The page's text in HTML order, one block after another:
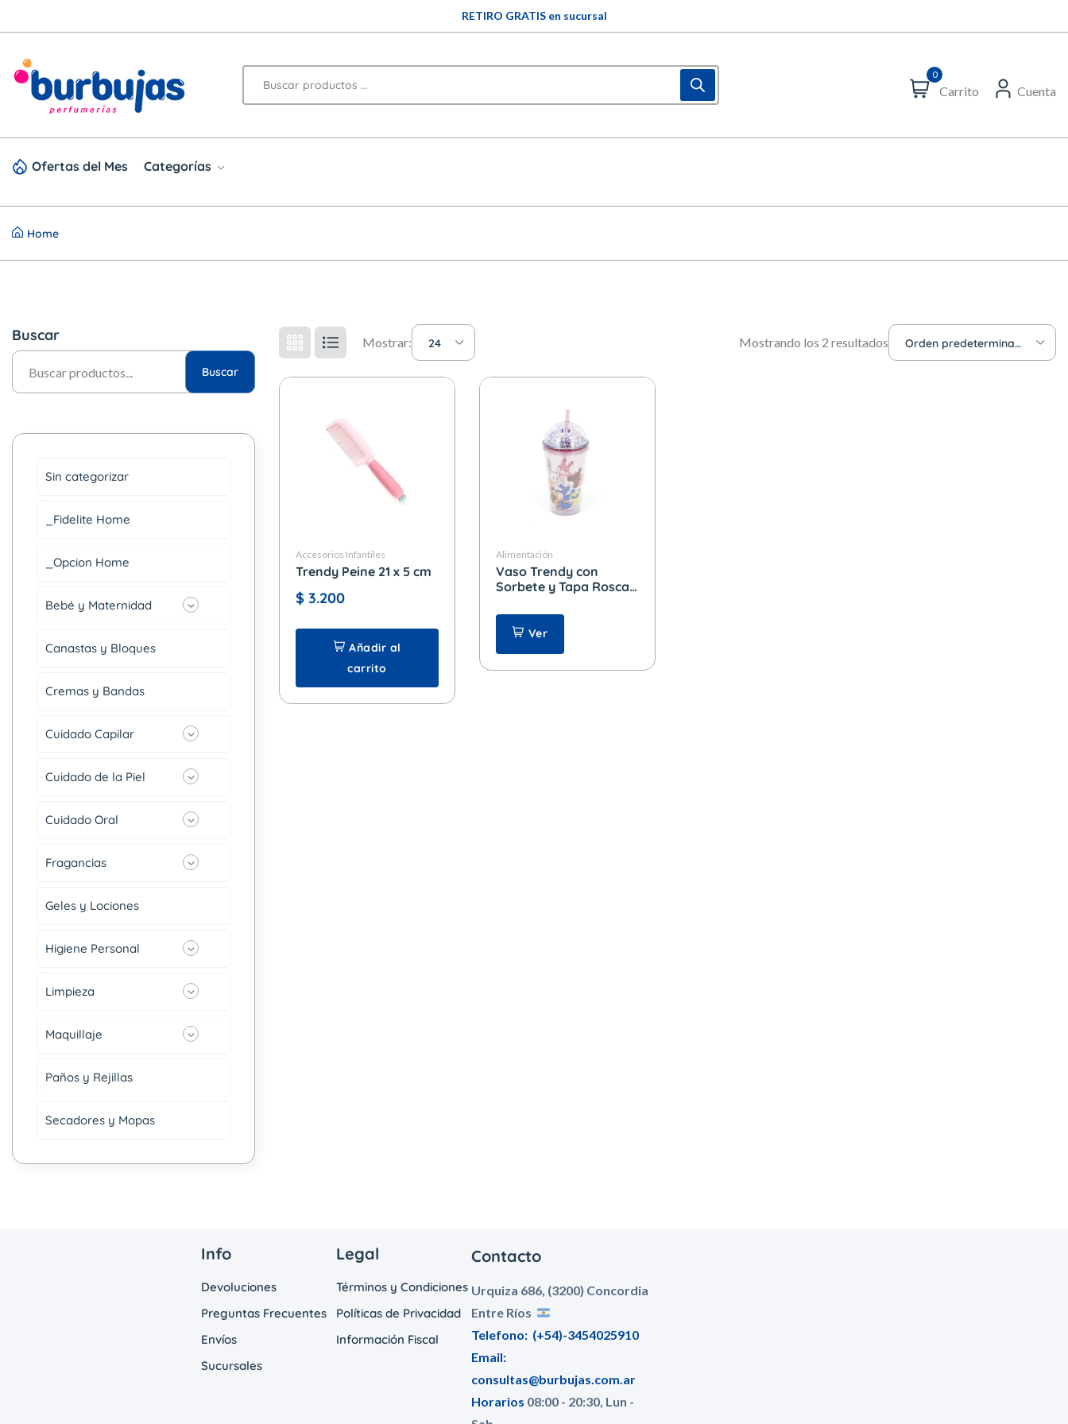
RETIRO GRATIS en sucursal
0
Carrito Cuenta
Ofertas del Mes Categorías
Home
Mostrar: 24 Mostrando los 2 resultados Orden predeterminado
Accesorios Infantiles
Trendy Peine 21 x 5 cm
$ 3.200
Añadir al
carrito
Alimentación
Vaso Trendy con
Sorbete y Tapa Rosca x
Ver
Buscar
Buscar
Sin categorizar
_Fidelite Home
_Opcion Home
Bebé y Maternidad
Canastas y Bloques
Cremas y Bandas
Cuidado Capilar
Cuidado de la Piel
Cuidado Oral
Fragancias
Geles y Lociones
Higiene Personal
Limpieza
Maquillaje
Paños y Rejillas
Secadores y Mopas
Info
Devoluciones
Preguntas Frecuentes
Envíos
Sucursales
Legal
Términos y Condiciones
Políticas de Privacidad
Información Fiscal
Contacto
Urquiza 686, (3200) Concordia
Entre Ríos
Telefono: (+54)-3454025910
Email:
consultas@burbujas.com.ar
Horarios 08:00 - 20:30, Lun -